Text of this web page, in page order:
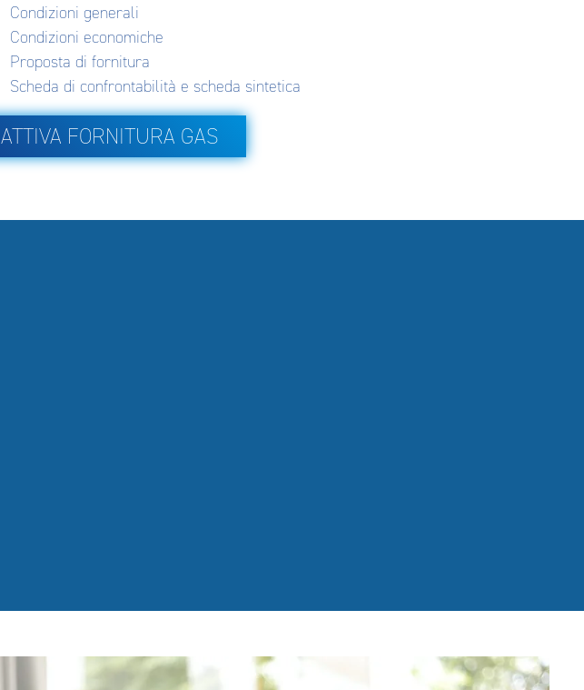
Condizioni generali
Condizioni economiche
Proposta di fornitura
Scheda di confrontabilità e scheda sintetica
ATTIVA FORNITURA GAS